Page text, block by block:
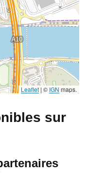
Leaflet | © IGN maps.
sur